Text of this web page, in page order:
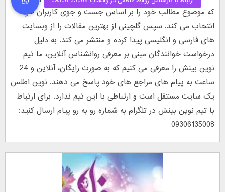
که موضوع مطالب خود را بر اساس جست و جوی کاربران خود
انتخاب می کند. سپس گلچینی از بهترین مقالات را از وبسایت
های فارسی و انگلیسی پیدا کرده و منتشر می کند. به دلیل
درخواست خوانندگان مبنی بر معرفی روانشناس آنلاین، ما تیم
نوین بینش را معرفی می کنیم که به صورت رایگان، آنلاین و 24
ساعت به پیام های مراجع های خود پاسخ می دهند. نوین اطلس
یک سایت مستقل است و ارتباطی با این تیم ندارد. برای ارتباط
با تیم نوین بینش در تلگرام به شماره رو به رو پیام ارسال کنید:
09306135008